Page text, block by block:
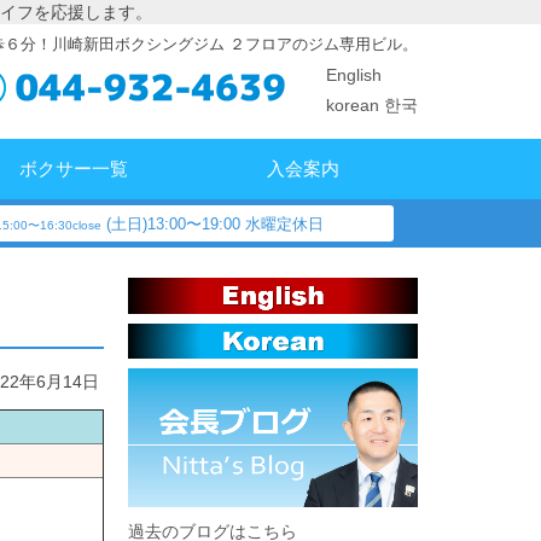
フを応援します。
分！川崎新田ボクシングジム ２フロアのジム専用ビル。
English
korean 한국
ボクサー一覧 入会案内
〜16:30close (土日)13:00〜19:00 水曜定休日
年6月14日
過去のブログはこちら